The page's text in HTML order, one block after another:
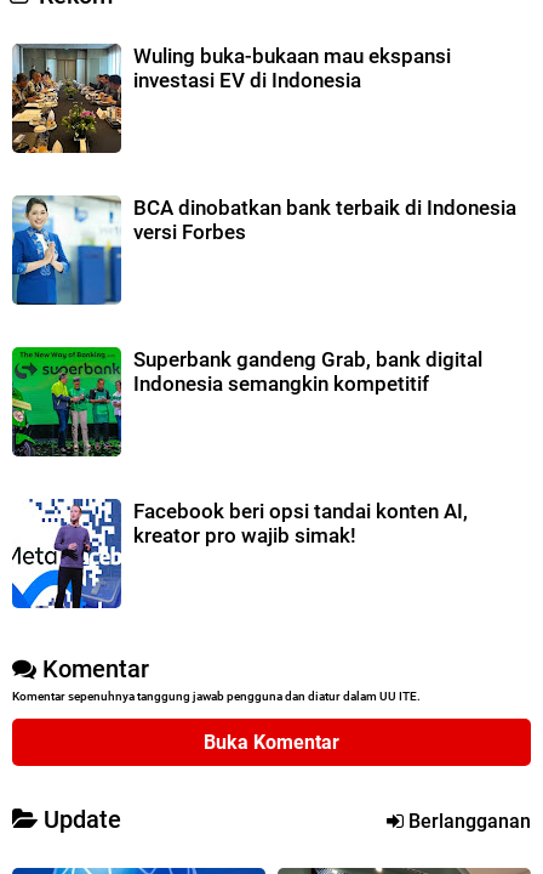
Wuling buka-bukaan mau ekspansi
investasi EV di Indonesia
BCA dinobatkan bank terbaik di Indonesia
versi Forbes
Superbank gandeng Grab, bank digital
Indonesia semangkin kompetitif
Facebook beri opsi tandai konten AI,
kreator pro wajib simak!
Komentar
Komentar sepenuhnya tanggung jawab pengguna dan diatur dalam UU ITE.
Buka Komentar
Update Berlangganan